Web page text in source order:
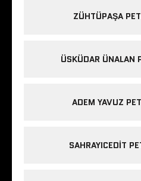
ZÜHTÜPAŞA
ÜSKÜDAR ÜNALAN
ADEM YAVUZ
SAHRAYICEDIT